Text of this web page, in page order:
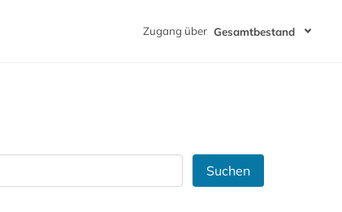
Zugang über Gesamtbestand
Suchen